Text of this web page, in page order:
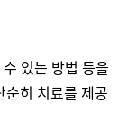
있는 방법 등을
히 치료를 제공